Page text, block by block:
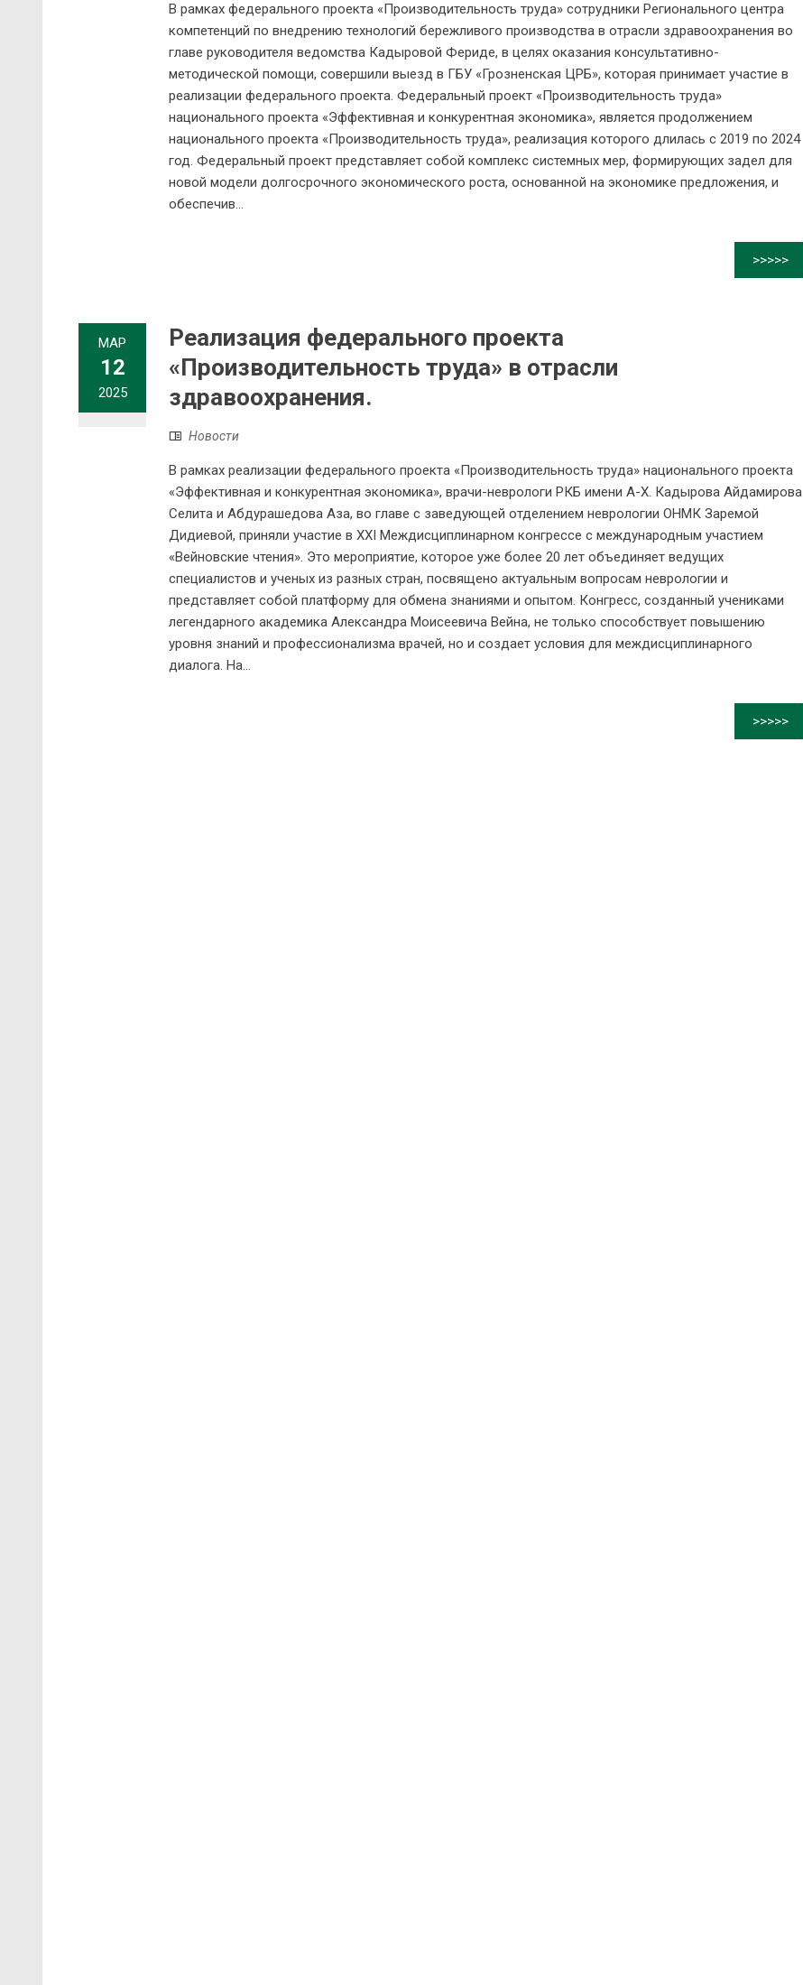
В рамках федерального проекта «Производительность труда» сотрудники Регионального центра
компетенций по внедрению технологий бережливого производства в отрасли здравоохранения во
главе руководителя ведомства Кадыровой Фериде, в целях оказания консультативно-
методической помощи, совершили выезд в ГБУ «Грозненская ЦРБ», которая принимает участие в
реализации федерального проекта. Федеральный проект «Производительность труда»
национального проекта «Эффективная и конкурентная экономика», является продолжением
национального проекта «Производительность труда», реализация которого длилась с 2019 по 2024
год. Федеральный проект представляет собой комплекс системных мер, формирующих задел для
новой модели долгосрочного экономического роста, основанной на экономике предложения, и
обеспечив...
>>>>>
МАР
12
2025
Реализация федерального проекта
«Производительность труда» в отрасли
здравоохранения.
Новости
В рамках реализации федерального проекта «Производительность труда» национального проекта
«Эффективная и конкурентная экономика», врачи-неврологи РКБ имени А-Х. Кадырова Айдамирова
Селита и Абдурашедова Аза, во главе с заведующей отделением неврологии ОНМК Заремой
Дидиевой, приняли участие в XXI Междисциплинарном конгрессе с международным участием
«Вейновские чтения». Это мероприятие, которое уже более 20 лет объединяет ведущих
специалистов и ученых из разных стран, посвящено актуальным вопросам неврологии и
представляет собой платформу для обмена знаниями и опытом. Конгресс, созданный учениками
легендарного академика Александра Моисеевича Вейна, не только способствует повышению
уровня знаний и профессионализма врачей, но и создает условия для междисциплинарного
диалога. На...
>>>>>